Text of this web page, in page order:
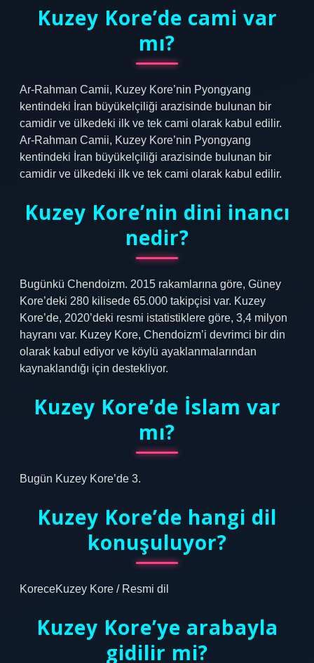
Kuzey Kore’de cami var
mı?
Ar-Rahman Camii, Kuzey Kore’nin Pyongyang
kentindeki İran büyükelçiliği arazisinde bulunan bir
camidir ve ülkedeki ilk ve tek cami olarak kabul edilir.
Ar-Rahman Camii, Kuzey Kore’nin Pyongyang
kentindeki İran büyükelçiliği arazisinde bulunan bir
camidir ve ülkedeki ilk ve tek cami olarak kabul edilir.
Kuzey Kore’nin dini inancı
nedir?
Bugünkü Chendoizm. 2015 rakamlarına göre, Güney
Kore’deki 280 kilisede 65.000 takipçisi var. Kuzey
Kore’de, 2020’deki resmi istatistiklere göre, 3,4 milyon
hayranı var. Kuzey Kore, Chendoizm’i devrimci bir din
olarak kabul ediyor ve köylü ayaklanmalarından
kaynaklandığı için destekliyor.
Kuzey Kore’de İslam var
mı?
Bugün Kuzey Kore’de 3.
Kuzey Kore’de hangi dil
konuşuluyor?
KoreceKuzey Kore / Resmi dil
Kuzey Kore’ye arabayla
gidilir mi?